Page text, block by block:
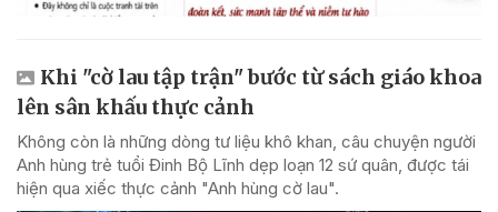
Khi "cờ lau tập trận" bước từ sách giáo khoa
lên sân khấu thực cảnh
Không còn là những dòng tư liệu khô khan, câu chuyện người
Anh hùng trẻ tuổi Đinh Bộ Lĩnh dẹp loạn 12 sứ quân, được tái
hiện qua xiếc thực cảnh "Anh hùng cờ lau".